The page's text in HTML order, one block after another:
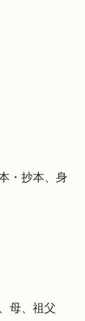
・抄本、身
母、祖父